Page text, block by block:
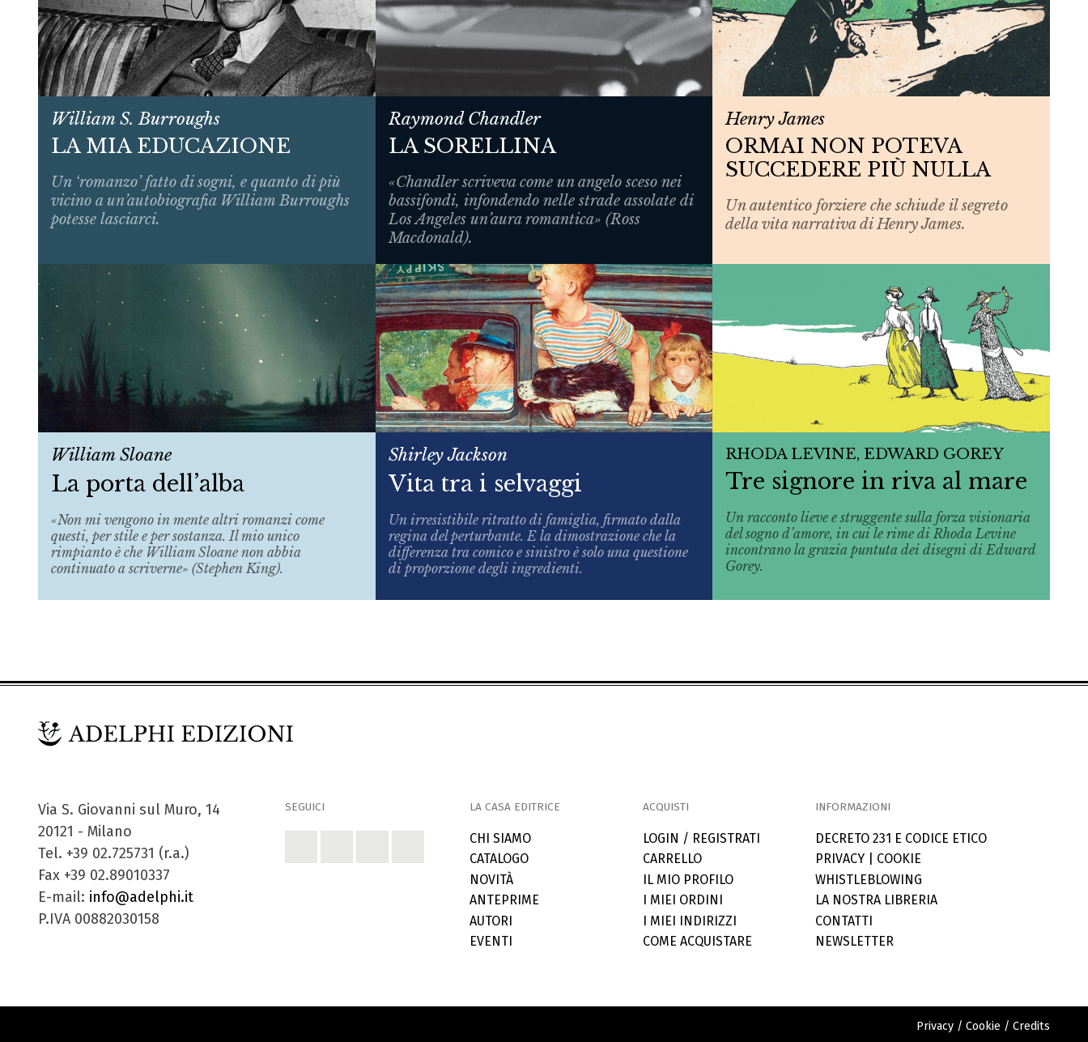
William S. Burroughs
LA MIA EDUCAZIONE
Un ‘romanzo’ fatto di sogni, e quanto di più
vicino a un’autobiografia William Burroughs
potesse lasciarci.
Raymond Chandler
LA SORELLINA
«Chandler scriveva come un angelo sceso nei
bassifondi, infondendo nelle strade assolate di
Los Angeles un’aura romantica» (Ross
Macdonald).
Henry James
ORMAI NON POTEVA
SUCCEDERE PIÙ NULLA
Un autentico forziere che schiude il segreto
della vita narrativa di Henry James.
William Sloane
La porta dell’alba
«Non mi vengono in mente altri romanzi come
questi, per stile e per sostanza. Il mio unico
rimpianto è che William Sloane non abbia
continuato a scriverne» (Stephen King).
Shirley Jackson
Vita tra i selvaggi
Un irresistibile ritratto di famiglia, firmato dalla
regina del perturbante. E la dimostrazione che la
differenza tra comico e sinistro è solo una questione
di proporzione degli ingredienti.
RHODA LEVINE, EDWARD GOREY
Tre signore in riva al mare
Un racconto lieve e struggente sulla forza visionaria
del sogno d’amore, in cui le rime di Rhoda Levine
incontrano la grazia puntuta dei disegni di Edward
Gorey.
Via S. Giovanni sul Muro, 14
20121 - Milano
Tel. +39 02.725731 (r.a.)
Fax +39 02.89010337
E-mail: info@adelphi.it
P.IVA 00882030158
SEGUICI LA CASA EDITRICE
CHI SIAMO
CATALOGO
NOVITÀ
ANTEPRIME
AUTORI
EVENTI
ACQUISTI
LOGIN / REGISTRATI
CARRELLO
IL MIO PROFILO
I MIEI ORDINI
I MIEI INDIRIZZI
COME ACQUISTARE
INFORMAZIONI
DECRETO 231 E CODICE ETICO
PRIVACY| COOKIE
WHISTLEBLOWING
LA NOSTRA LIBRERIA
CONTATTI
NEWSLETTER
Privacy / Cookie / Credits